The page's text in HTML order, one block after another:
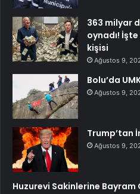
363 milyar
oynadı!
kişisi
Ağustos 9,
Bolu’da
Ağustos 9,
Trump’tan
Ağustos 9,
Huzurevi Sakinlerine Bayram